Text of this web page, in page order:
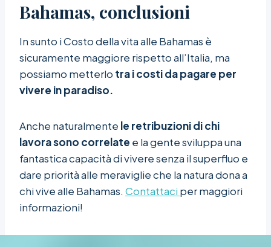
Bahamas, conclusioni
In sunto i Costo della vita alle Bahamas è
sicuramente maggiore rispetto all’Italia, ma
possiamo metterlo tra i costi da pagare per
vivere in paradiso.
Anche naturalmente le retribuzioni di chi
lavora sono correlate e la gente sviluppa una
fantastica capacità di vivere senza il superfluo e
dare priorità alle meraviglie che la natura dona a
chi vive alle Bahamas. Contattaci per maggiori
informazioni!